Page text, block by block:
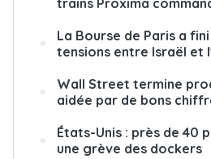
La Bourse de Paris a
tensions entre Israël et
Wall Street termine
aidée par de bons
États-Unis : près de 40
une grève des dockers